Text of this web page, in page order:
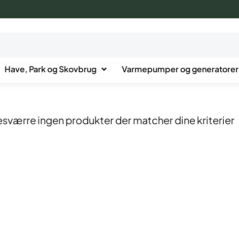
Have, Park og Skovbrug Varmepumper og generatorer
ingen produkter der matcher dine kriterier